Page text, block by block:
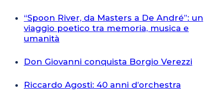
“Spoon River, da Masters a De André”: un
viaggio poetico tra memoria, musica e
umanità
Don Giovanni conquista Borgio Verezzi
Riccardo Agosti: 40 anni d’orchestra